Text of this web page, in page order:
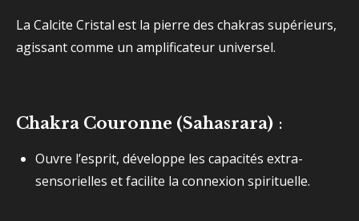
La Calcite Cristal est la pierre des chakras supérieurs,
agissant comme un amplificateur universel.
Chakra Couronne (Sahasrara) :
Ouvre l’esprit, développe les capacités extra-
sensorielles et facilite la connexion spirituelle.